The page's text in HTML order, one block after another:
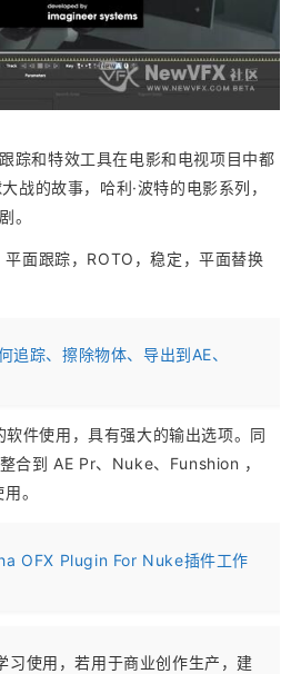
踪和特效工具在电影和电视项目中都
战的故事，哈利·波特的电影系列，
。
平面跟踪，ROTO，稳定，平面替换
追踪、擦除物体、导出到AE、
件使用，具有强大的输出选项。同
合到 AE Pr、Nuke、Funshion ，
。
OFX Plugin For Nuke插件工作
习使用，若用于商业创作生产，建